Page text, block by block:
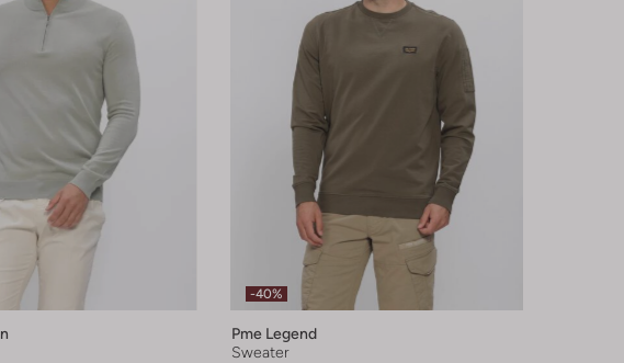
-40%
Pme Legend
Sweater